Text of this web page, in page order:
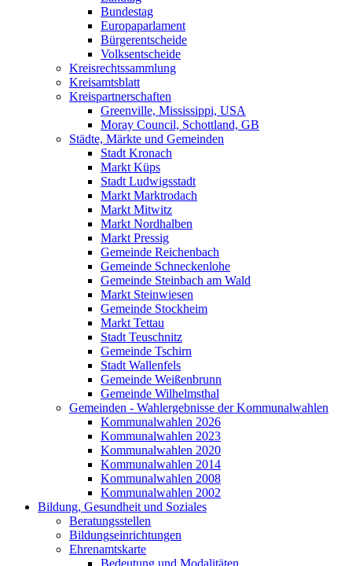
Bundestag
Europaparlament
Bürgerentscheide
Volksentscheide
Kreisrechtssammlung
Kreisamtsblatt
Kreispartnerschaften
Greenville, Mississippi, USA
Moray Council, Schottland, GB
Städte, Märkte und Gemeinden
Stadt Kronach
Markt Küps
Stadt Ludwigsstadt
Markt Marktrodach
Markt Mitwitz
Markt Nordhalben
Markt Pressig
Gemeinde Reichenbach
Gemeinde Schneckenlohe
Gemeinde Steinbach am Wald
Markt Steinwiesen
Gemeinde Stockheim
Markt Tettau
Stadt Teuschnitz
Gemeinde Tschirn
Stadt Wallenfels
Gemeinde Weißenbrunn
Gemeinde Wilhelmsthal
Gemeinden - Wahlergebnisse der Kommunalwahlen
Kommunalwahlen 2026
Kommunalwahlen 2023
Kommunalwahlen 2020
Kommunalwahlen 2014
Kommunalwahlen 2008
Kommunalwahlen 2002
Bildung, Gesundheit und Soziales
Beratungsstellen
Bildungseinrichtungen
Ehrenamtskarte
Bedeutung und Modalitäten